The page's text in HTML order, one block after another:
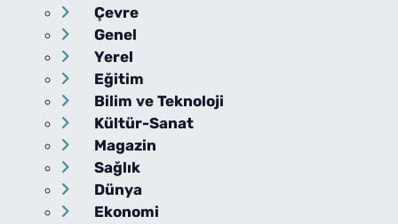
Çevre
Genel
Yerel
Eğitim
Bilim ve Teknoloji
Kültür-Sanat
Magazin
Sağlık
Dünya
Ekonomi